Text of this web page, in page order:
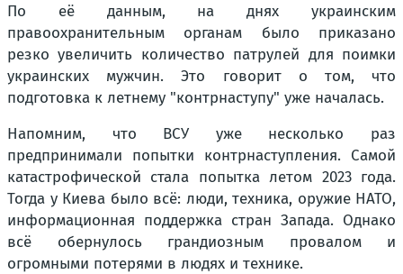
По её данным, на днях украинским
правоохранительным органам было приказано
резко увеличить количество патрулей для поимки
украинских мужчин. Это говорит о том, что
подготовка к летнему "контрнаступу" уже началась.
Напомним, что ВСУ уже несколько раз
предпринимали попытки контрнаступления. Самой
катастрофической стала попытка летом 2023 года.
Тогда у Киева было всё: люди, техника, оружие НАТО,
информационная поддержка стран Запада. Однако
всё обернулось грандиозным провалом и
огромными потерями в людях и технике.